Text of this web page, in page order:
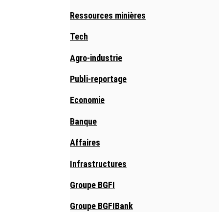
Ressources minières
Tech
Agro-industrie
Publi-reportage
Economie
Banque
Affaires
Infrastructures
Groupe BGFI
Groupe BGFIBank